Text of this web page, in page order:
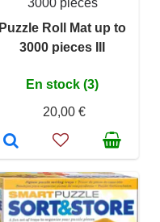
3000 pièces
Puzzle Roll Mat up to
3000 pieces III
En stock (3)
20,00 €